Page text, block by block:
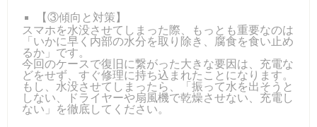
【③傾向と対策】
スマホを水没させてしまった際、もっとも重要なのは
「いかに早く内部の水分を取り除き、腐食を食い止め
るか」です。
今回のケースで復旧に繋がった大きな要因は、充電な
どをせず、すぐ修理に持ち込まれたことになります。
もし、水没させてしまったら、「振って水を出そうと
しない、ドライヤーや扇風機で乾燥させない、充電し
ない」を徹底してください。